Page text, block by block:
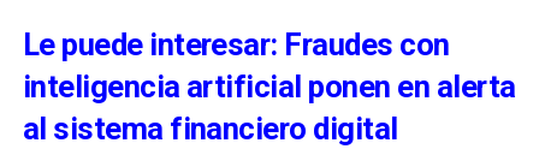
Le puede interesar: Fraudes con
inteligencia artificial ponen en alerta
al sistema financiero digital